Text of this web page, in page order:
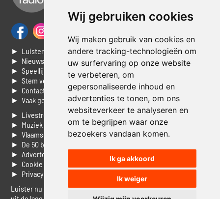
Wij gebruiken cookies
Wij maken gebruik van cookies en
andere tracking-technologieën om
uw surfervaring op onze website
te verbeteren, om
gepersonaliseerde inhoud en
advertenties te tonen, om ons
websiteverkeer te analyseren en
om te begrijpen waar onze
bezoekers vandaan komen.
Ik ga akkoord
Ik weiger
► Luisteren naar Jouwradio
► Nieuws
► Speellijst
► Stem voor de Dag top 3
► Contacteer ons
► Vaak gestelde vragen
► Livestream informatie
► Muziek opzoeken
► Vlaamse 100 Aller tijden
► De 50 beste van...
► Adverteren op Jouwradio
► Cookie voorkeuren wijzigen
► Privacyinformatie
Luister nu naar Jouwradio! De beste Nederlandstalige muziek